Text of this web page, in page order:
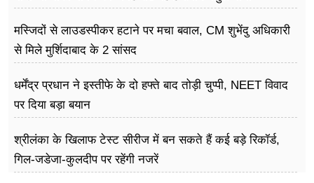
मस्जिदों से लाउडस्पीकर हटाने पर मचा बवाल, CM शुभेंदु अधिकारी
से मिले मुर्शिदाबाद के 2 सांसद
धर्मेंद्र प्रधान ने इस्तीफे के दो हफ्ते बाद तोड़ी चुप्पी, NEET विवाद
पर दिया बड़ा बयान
श्रीलंका के खिलाफ टेस्ट सीरीज में बन सकते हैं कई बड़े रिकॉर्ड,
गिल-जडेजा-कुलदीप पर रहेंगी नजरें